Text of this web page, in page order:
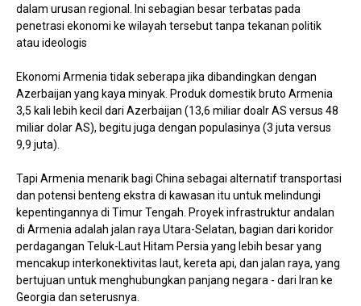
dalam urusan regional. Ini sebagian besar terbatas pada
penetrasi ekonomi ke wilayah tersebut tanpa tekanan politik
atau ideologis
Ekonomi Armenia tidak seberapa jika dibandingkan dengan
Azerbaijan yang kaya minyak. Produk domestik bruto Armenia
3,5 kali lebih kecil dari Azerbaijan (13,6 miliar doalr AS versus 48
miliar dolar AS), begitu juga dengan populasinya (3 juta versus
9,9 juta).
Tapi Armenia menarik bagi China sebagai alternatif transportasi
dan potensi benteng ekstra di kawasan itu untuk melindungi
kepentingannya di Timur Tengah. Proyek infrastruktur andalan
di Armenia adalah jalan raya Utara-Selatan, bagian dari koridor
perdagangan Teluk-Laut Hitam Persia yang lebih besar yang
mencakup interkonektivitas laut, kereta api, dan jalan raya, yang
bertujuan untuk menghubungkan panjang negara - dari Iran ke
Georgia dan seterusnya.